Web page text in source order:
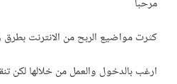
مرحبا
كثرت مواضيع الربح من الانترنت
ارغب بالدخول والعمل من خلالها لكن